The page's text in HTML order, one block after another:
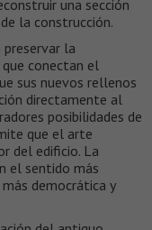
una sección
la construcción.
preservar la
conectan el
sus nuevos rellenos
directamente al
posibilidades de
que el arte
del edificio. La
el sentido más
democrática y